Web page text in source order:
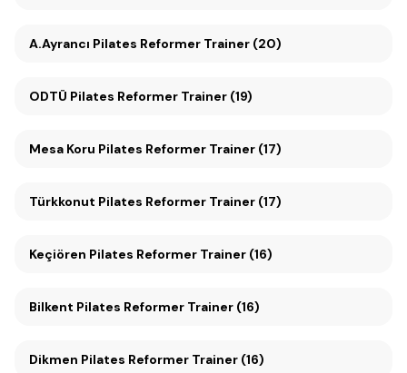
A.Ayrancı Pilates Reformer Trainer (20)
ODTÜ Pilates Reformer Trainer (19)
Mesa Koru Pilates Reformer Trainer (17)
Türkkonut Pilates Reformer Trainer (17)
Keçiören Pilates Reformer Trainer (16)
Bilkent Pilates Reformer Trainer (16)
Dikmen Pilates Reformer Trainer (16)